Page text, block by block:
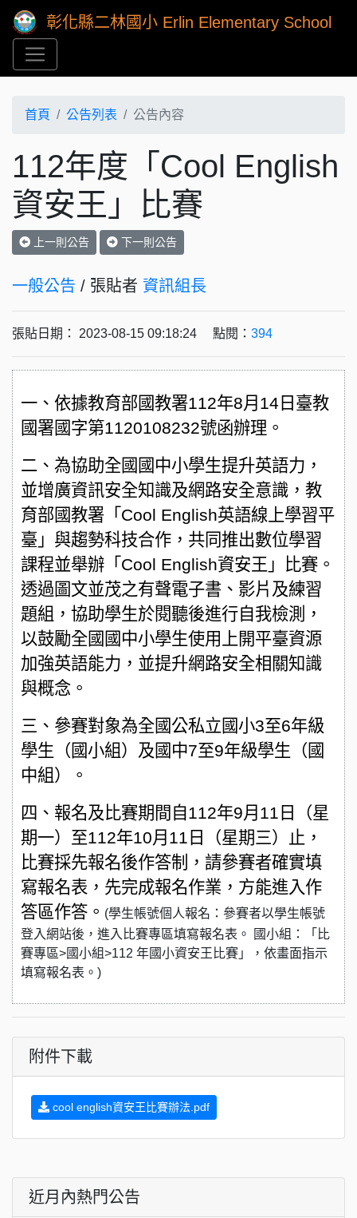
彰化縣二林國小 Erlin Elementary School
首頁 公告列表 公告內容
112年度「Cool English
資安王」比賽
上一則公告 下一則公告
一般公告 / 張貼者 資訊組長
張貼日期： 2023-08-15 09:18:24 點閱： 394
一、依據教育部國教署112年8月14日臺教
國署國字第1120108232號函辦理。
二、為協助全國國中小學生提升英語力，
並增廣資訊安全知識及網路安全意識，教
育部國教署「Cool English英語線上學習平
臺」與趨勢科技合作，共同推出數位學習
課程並舉辦「Cool English資安王」比賽。
透過圖文並茂之有聲電子書、影片及練習
題組，協助學生於閱聽後進行自我檢測，
以鼓勵全國國中小學生使用上開平臺資源
加強英語能力，並提升網路安全相關知識
與概念。
三、參賽對象為全國公私立國小3至6年級
學生（國小組）及國中7至9年級學生（國
中組）。
四、報名及比賽期間自112年9月11日（星
期一）至112年10月11日（星期三）止，
比賽採先報名後作答制，請參賽者確實填
寫報名表，先完成報名作業，方能進入作
答區作答。 (學生帳號個人報名：參賽者以學生帳號
登入網站後，進入比賽專區填寫報名表。 國小組：「比
賽專區>國小組>112 年國小資安王比賽」，依畫面指示
填寫報名表。)
附件下載
cool english資安王比賽辦法.pdf
近月內熱門公告